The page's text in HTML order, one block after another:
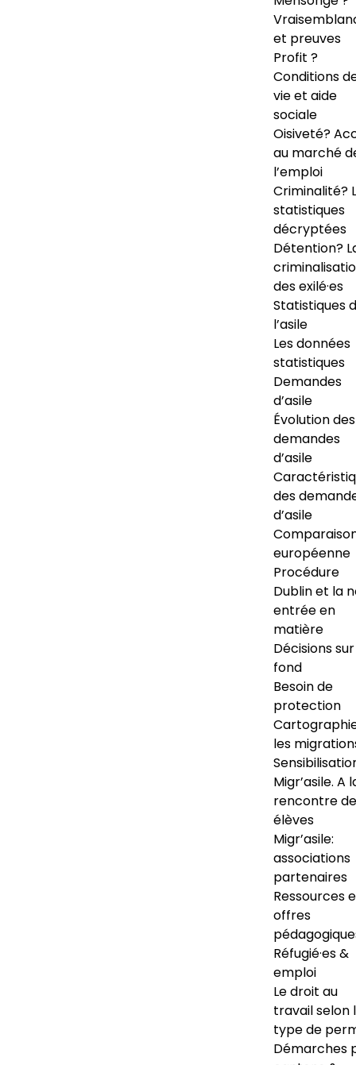
et preuves
Profit ?
Conditions
vie et aide
sociale
Oisiveté?
au marché
l’emploi
Criminalité?
statistiques
décryptées
Détention?
des exilé·es
Statistiques
l’asile
Les données
statistiques
Demandes
d’asile
Évolution des
demandes
d’asile
des
d’asile
européenne
Procédure
Dublin et la
entrée en
matière
Décisions
fond
Besoin de
protection
les
Migr’asile. A
rencontre
élèves
Migr’asile:
associations
partenaires
Ressources
offres
Réfugié·es &
emploi
Le droit au
travail selon
type de
Démarches